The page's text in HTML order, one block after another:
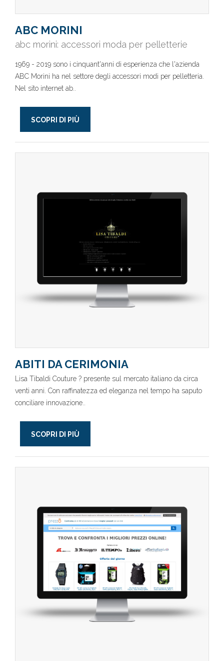
ABC MORINI
abc morini: accessori moda per pelletterie
1969 - 2019 sono i cinquant'anni di esperienza che l'azienda
ABC Morini ha nel settore degli accessori modi per pelletteria.
Nel sito internet ab..
SCOPRI DI PIÙ
ABITI DA CERIMONIA
Lisa Tibaldi Couture ? presente sul mercato italiano da circa
venti anni. Con raffinatezza ed eleganza nel tempo ha saputo
conciliare innovazione..
SCOPRI DI PIÙ